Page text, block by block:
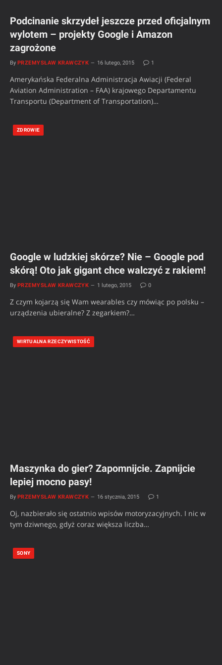
Podcinanie skrzydeł jeszcze przed oficjalnym
wylotem – projekty Google i Amazon
zagrożone
By PRZEMYSŁAW KRAWCZYK 16 lutego, 2015 1
Amerykańska Federalna Administracja Awiacji (Federal
Aviation Administration – FAA) krajowego Departamentu
Transportu (Department of Transportation)…
ZDROWIE
Google w ludzkiej skórze? Nie – Google pod
skórą! Oto jak gigant chce walczyć z rakiem!
By PRZEMYSŁAW KRAWCZYK 1 lutego, 2015 0
Z czym kojarzą się Wam wearables czy mówiąc po polsku –
urządzenia ubieralne? Z zegarkiem?…
WIRTUALNA RZECZYWISTOŚĆ
Maszynka do gier? Zapomnijcie. Zapnijcie
lepiej mocno pasy!
By PRZEMYSŁAW KRAWCZYK 16 stycznia, 2015 1
Oj, nazbierało się ostatnio wpisów motoryzacyjnych. I nic w
tym dziwnego, gdyż coraz większa liczba…
SONY